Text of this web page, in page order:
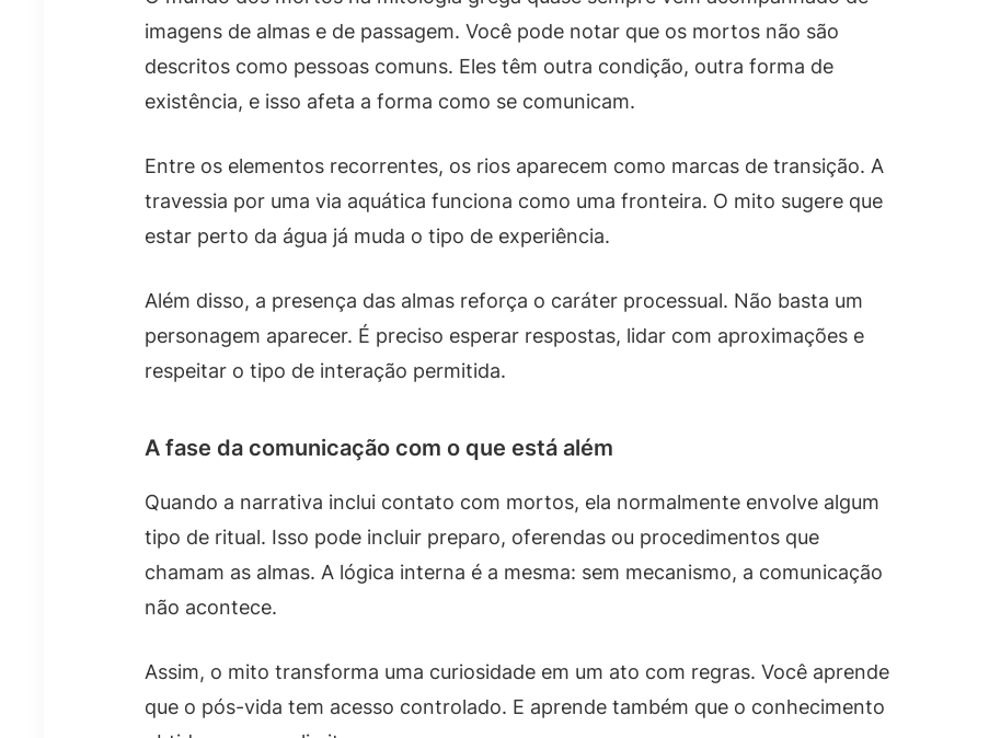
imagens de almas e de passagem. Você pode notar que os mortos não são
descritos como pessoas comuns. Eles têm outra condição, outra forma de
existência, e isso afeta a forma como se comunicam.
Entre os elementos recorrentes, os rios aparecem como marcas de transição. A
travessia por uma via aquática funciona como uma fronteira. O mito sugere que
estar perto da água já muda o tipo de experiência.
Além disso, a presença das almas reforça o caráter processual. Não basta um
personagem aparecer. É preciso esperar respostas, lidar com aproximações e
respeitar o tipo de interação permitida.
A fase da comunicação com o que está além
Quando a narrativa inclui contato com mortos, ela normalmente envolve algum
tipo de ritual. Isso pode incluir preparo, oferendas ou procedimentos que
chamam as almas. A lógica interna é a mesma: sem mecanismo, a comunicação
não acontece.
Assim, o mito transforma uma curiosidade em um ato com regras. Você aprende
que o pós-vida tem acesso controlado. E aprende também que o conhecimento